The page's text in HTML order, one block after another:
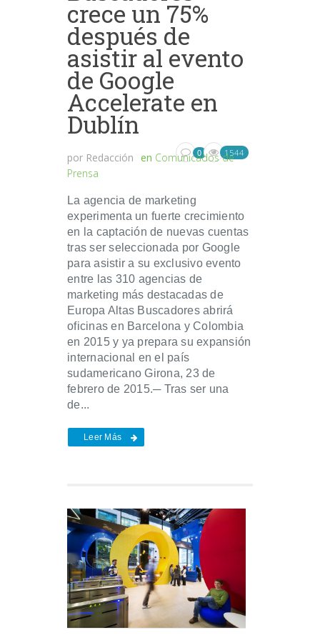
crece un 75%
después de
asistir al evento
de Google
Accelerate en
Dublín
por Redacción en Comunicados de
Prensa
0 1544
La agencia de marketing
experimenta un fuerte crecimiento
en la captación de nuevas cuentas
tras ser seleccionada por Google
para asistir a su exclusivo evento
entre las 310 agencias de
marketing más destacadas de
Europa Altas Buscadores abrirá
oficinas en Barcelona y Colombia
en 2015 y ya prepara su expansión
internacional en el país
sudamericano Girona, 23 de
febrero de 2015.─ Tras ser una
de...
Leer Más